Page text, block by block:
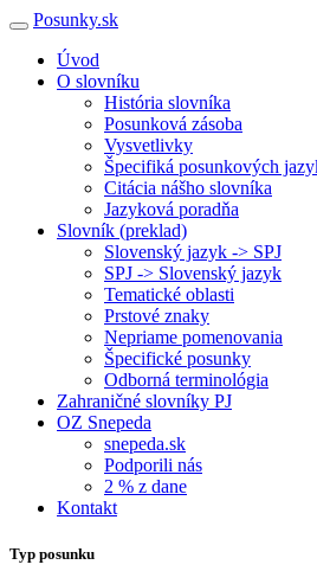
Posunky.sk
Úvod
O slovníku
História slovníka
Posunková zásoba
Vysvetlivky
Špecifiká posunkových
Citácia nášho slovníka
Jazyková poradňa
Slovník (preklad)
Slovenský jazyk -> SPJ
SPJ -> Slovenský jazyk
Tematické oblasti
Prstové znaky
Nepriame pomenovania
Špecifické posunky
Odborná terminológia
Zahraničné slovníky PJ
OZ Snepeda
snepeda.sk
Podporili nás
2 % z dane
Kontakt
Typ posunku